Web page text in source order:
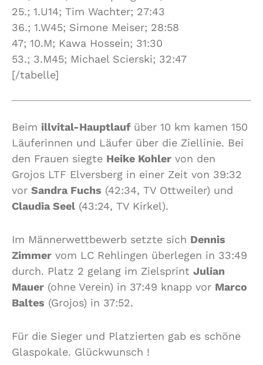
25.; 1.U14; Tim Wachter; 27:43
36.; 1.W45; Simone Meiser; 28:58
47; 10.M; Kawa Hossein; 31:30
53.; 3.M45; Michael Scierski; 32:47
[/tabelle]
Beim illvital-Hauptlaufüber 10 km kamen 150
Läuferinnen und Läufer über die Ziellinie. Bei
den Frauen siegte Heike Kohler von den
Grojos LTF Elversberg in einer Zeit von 39:32
vor Sandra Fuchs (42:34, TV Ottweiler) und
Claudia Seel (43:24, TV Kirkel).
Im Männerwettbewerb setzte sich Dennis
Zimmer vom LC Rehlingen überlegen in 33:49
durch. Platz 2 gelang im Zielsprint Julian
Mauer (ohne Verein) in 37:49 knapp vor Marco
Baltes (Grojos) in 37:52.
Für die Sieger und Platzierten gab es schöne
Glaspokale. Glückwunsch !